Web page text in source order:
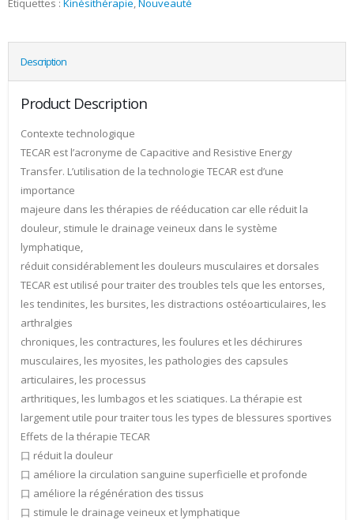
Description
Product Description
Contexte technologique
TECAR est l’acronyme de Capacitive and Resistive Energy
Transfer. L’utilisation de la technologie TECAR est d’une
importance
majeure dans les thérapies de rééducation car elle réduit la
douleur, stimule le drainage veineux dans le système
lymphatique,
réduit considérablement les douleurs musculaires et dorsales
TECAR est utilisé pour traiter des troubles tels que les entorses,
les tendinites, les bursites, les distractions ostéoarticulaires, les
arthralgies
chroniques, les contractures, les foulures et les déchirures
musculaires, les myosites, les pathologies des capsules
articulaires, les processus
arthritiques, les lumbagos et les sciatiques. La thérapie est
largement utile pour traiter tous les types de blessures sportives
Effets de la thérapie TECAR
⼝ réduit la douleur
⼝ améliore la circulation sanguine superficielle et profonde
⼝ améliore la régénération des tissus
⼝ stimule le drainage veineux et lymphatique